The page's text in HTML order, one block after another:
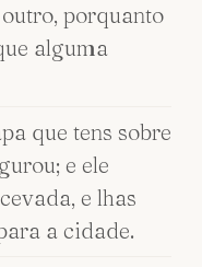
porquanto
alguma
que tens sobre
e ele
e lhas
a cidade.